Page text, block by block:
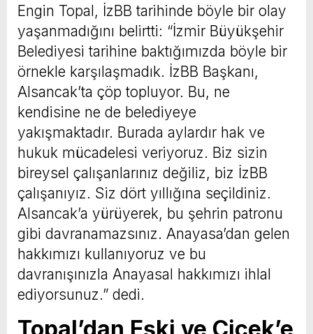
Engin Topal, İzBB tarihinde böyle bir olay
yaşanmadığını belirtti: “İzmir Büyükşehir
Belediyesi tarihine baktığımızda böyle bir
örnekle karşılaşmadık. İzBB Başkanı,
Alsancak’ta çöp topluyor. Bu, ne
kendisine ne de belediyeye
yakışmaktadır. Burada aylardır hak ve
hukuk mücadelesi veriyoruz. Biz sizin
bireysel çalışanlarınız değiliz, biz İzBB
çalışanıyız. Siz dört yıllığına seçildiniz.
Alsancak’a yürüyerek, bu şehrin patronu
gibi davranamazsınız. Anayasa’dan gelen
hakkımızı kullanıyoruz ve bu
davranışınızla Anayasal hakkımızı ihlal
ediyorsunuz.” dedi.
Topal’dan Eşki ve Çiçek’e